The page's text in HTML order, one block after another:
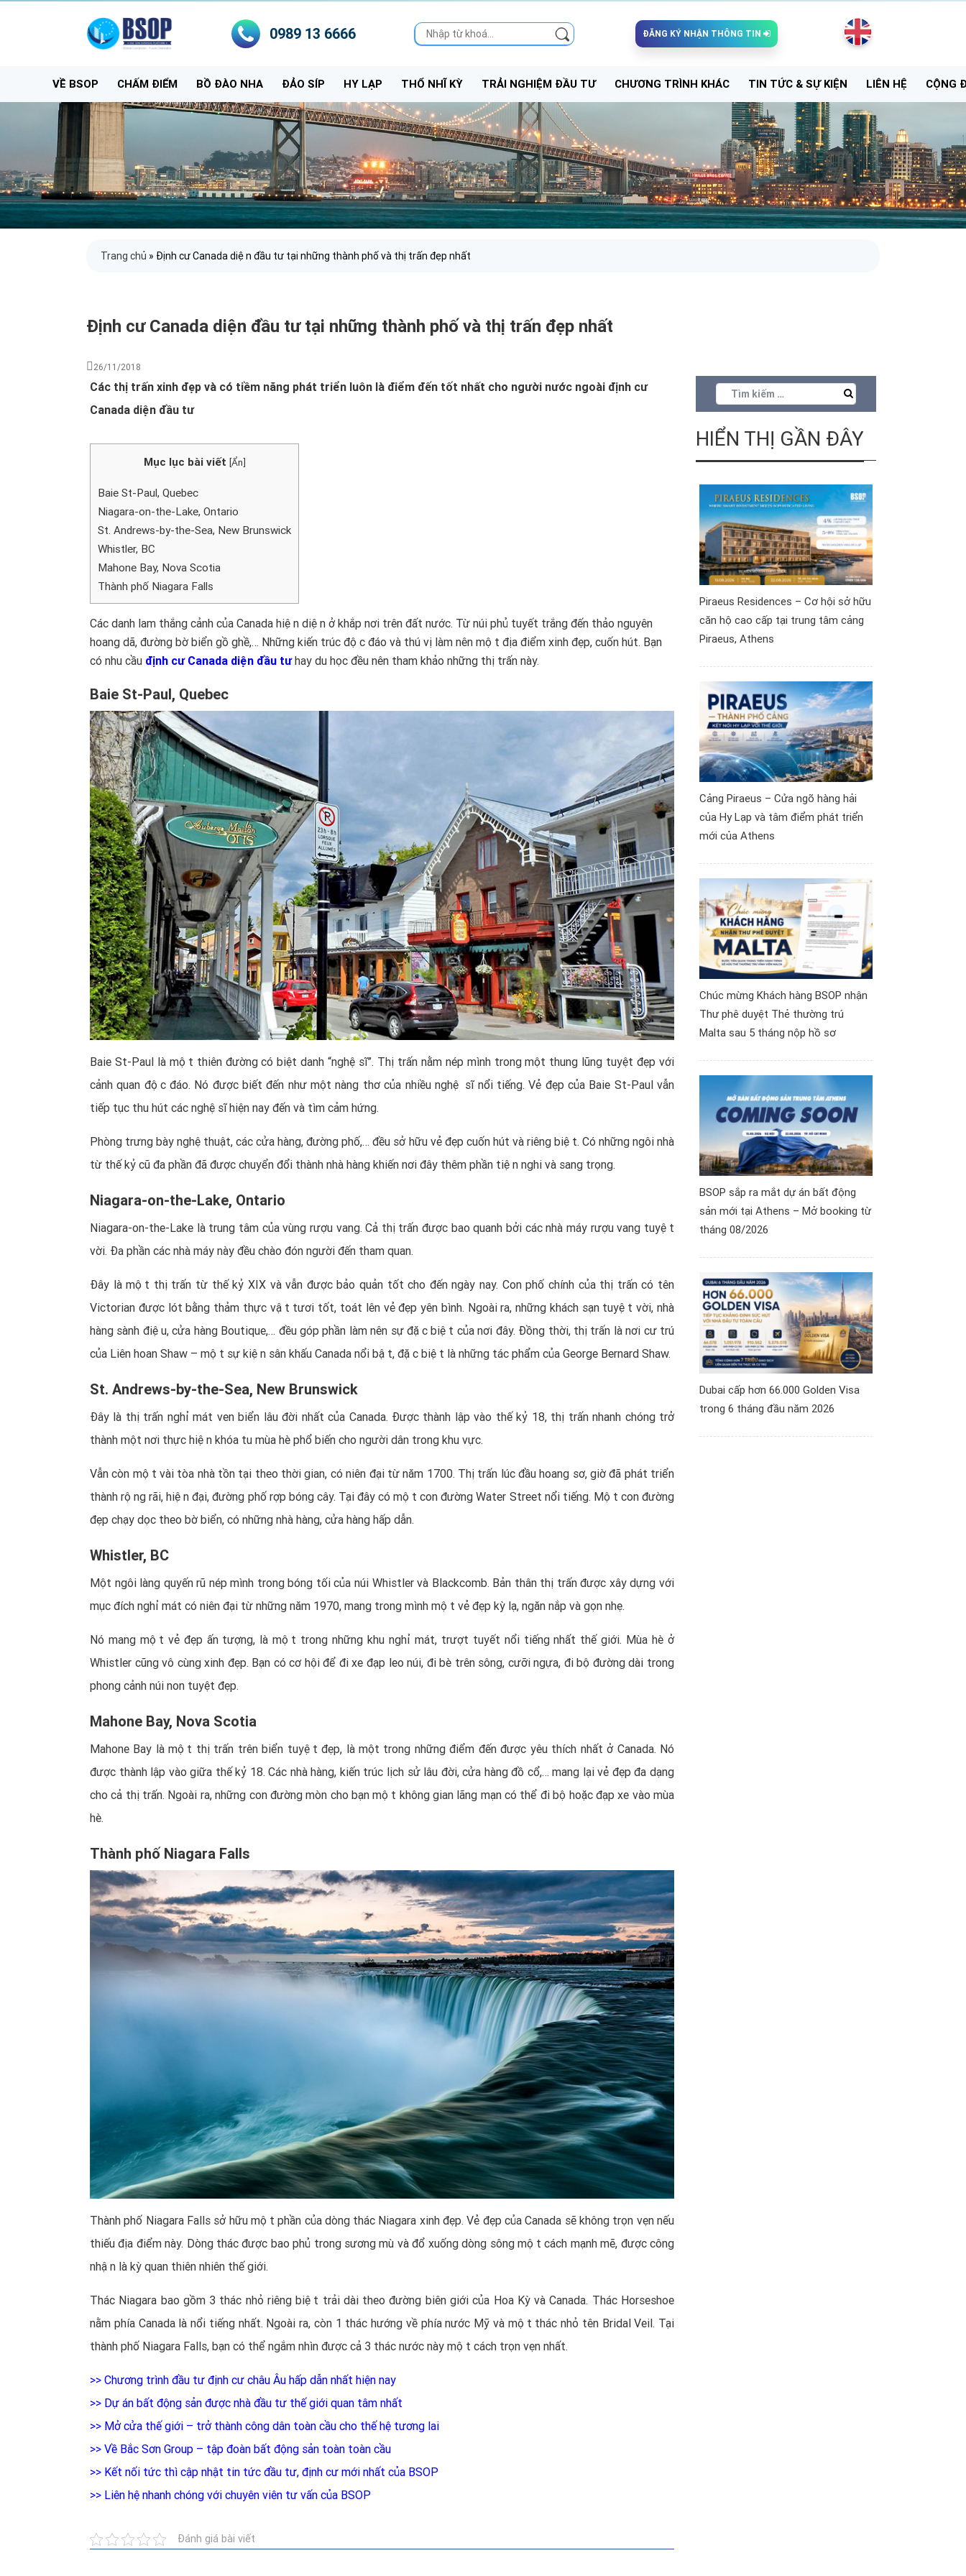
0989 13 6666 ĐĂNG KÝ NHẬN THÔNG TIN
VỀ BSOP CHẤM ĐIỂM BỒ ĐÀO NHA ĐẢO SÍP HY LẠP THỔ NHĨ KỲ TRẢI NGHIỆM ĐẦU TƯ CHƯƠNG TRÌNH KHÁC TIN TỨC & SỰ KIỆN LIÊN HỆ CỘNG
Trang chủ » Định cư Canada diện đầu tư tại những thành phố và thị trấn đẹp nhất
Định cư Canada diện đầu tư tại những thành phố và thị trấn đẹp nhất
26/11/2018
Các thị trấn xinh đẹp và có tiềm năng phát triển luôn là điểm đến tốt nhất cho người nước ngoài định cư
Canada diện đầu tư
Mục lục bài viết [Ẩn]
Baie St-Paul, Quebec
Niagara-on-the-Lake, Ontario
St. Andrews-by-the-Sea, New Brunswick
Whistler, BC
Mahone Bay, Nova Scotia
Thành phố Niagara Falls
Các danh lam thắng cảnh của Canada hiện diện ở khắp nơi trên đất nước. Từ núi phủ tuyết trắng đến thảo nguyên
hoang dã, đường bờ biển gồ ghề,… Những kiến trúc độc đáo và thú vị làm nên một địa điểm xinh đẹp, cuốn hút. Bạn
có nhu cầu định cư Canada diện đầu tưhay du học đều nên tham khảo những thị trấn này.
Baie St-Paul, Quebec
Baie St-Paul là một thiên đường có biệt danh “nghệ sĩ”. Thị trấn nằm nép mình trong một thung lũng tuyệt đẹp với
cảnh quan độc đáo. Nó được biết đến như một nàng thơ của nhiều nghệ sĩ nổi tiếng. Vẻ đẹp của Baie St-Paul vẫn
tiếp tục thu hút các nghệ sĩ hiện nay đến và tìm cảm hứng.
Phòng trưng bày nghệ thuật, các cửa hàng, đường phố,… đều sở hữu vẻ đẹp cuốn hút và riêng biệt. Có những ngôi nhà
từ thế kỷ cũ đa phần đã được chuyển đổi thành nhà hàng khiến nơi đây thêm phần tiện nghi và sang trọng.
Niagara-on-the-Lake, Ontario
Niagara-on-the-Lake là trung tâm của vùng rượu vang. Cả thị trấn được bao quanh bởi các nhà máy rượu vang tuyệt
vời. Đa phần các nhà máy này đều chào đón người đến tham quan.
Đây là một thị trấn từ thế kỷ XIX và vẫn được bảo quản tốt cho đến ngày nay. Con phố chính của thị trấn có tên
Victorian được lót bằng thảm thực vật tươi tốt, toát lên vẻ đẹp yên bình. Ngoài ra, những khách sạn tuyệt vời, nhà
hàng sành điệu, cửa hàng Boutique,… đều góp phần làm nên sự đặc biệt của nơi đây. Đồng thời, thị trấn là nơi cư trú
của Liên hoan Shaw – một sự kiện sân khấu Canada nổi bật, đặc biệt là những tác phẩm của George Bernard Shaw.
St. Andrews-by-the-Sea, New Brunswick
Đây là thị trấn nghỉ mát ven biển lâu đời nhất của Canada. Được thành lập vào thế kỷ 18, thị trấn nhanh chóng trở
thành một nơi thực hiện khóa tu mùa hè phổ biến cho người dân trong khu vực.
Vẫn còn một vài tòa nhà tồn tại theo thời gian, có niên đại từ năm 1700. Thị trấn lúc đầu hoang sơ, giờ đã phát triển
thành rộng rãi, hiện đại, đường phố rợp bóng cây. Tại đây có một con đường Water Street nổi tiếng. Một con đường
đẹp chạy dọc theo bờ biển, có những nhà hàng, cửa hàng hấp dẫn.
Whistler, BC
Một ngôi làng quyến rũ nép mình trong bóng tối của núi Whistler và Blackcomb. Bản thân thị trấn được xây dựng với
mục đích nghỉ mát có niên đại từ những năm 1970, mang trong mình một vẻ đẹp kỳ lạ, ngăn nắp và gọn nhẹ.
Nó mang một vẻ đẹp ấn tượng, là một trong những khu nghỉ mát, trượt tuyết nổi tiếng nhất thế giới. Mùa hè ở
Whistler cũng vô cùng xinh đẹp. Bạn có cơ hội để đi xe đạp leo núi, đi bè trên sông, cưỡi ngựa, đi bộ đường dài trong
phong cảnh núi non tuyệt đẹp.
Mahone Bay, Nova Scotia
Mahone Bay là một thị trấn trên biển tuyệt đẹp, là một trong những điểm đến được yêu thích nhất ở Canada. Nó
được thành lập vào giữa thế kỷ 18. Các nhà hàng, kiến trúc lịch sử lâu đời, cửa hàng đồ cổ,… mang lại vẻ đẹp đa dạng
cho cả thị trấn. Ngoài ra, những con đường mòn cho bạn một không gian lãng mạn có thể đi bộ hoặc đạp xe vào mùa
hè.
Thành phố Niagara Falls
Thành phố Niagara Falls sở hữu một phần của dòng thác Niagara xinh đẹp. Vẻ đẹp của Canada sẽ không trọn vẹn nếu
thiếu địa điểm này. Dòng thác được bao phủ trong sương mù và đổ xuống dòng sông một cách mạnh mẽ, được công
nhận là kỳ quan thiên nhiên thế giới.
Thác Niagara bao gồm 3 thác nhỏ riêng biệt trải dài theo đường biên giới của Hoa Kỳ và Canada. Thác Horseshoe
nằm phía Canada là nổi tiếng nhất. Ngoài ra, còn 1 thác hướng về phía nước Mỹ và một thác nhỏ tên Bridal Veil. Tại
thành phố Niagara Falls, bạn có thể ngắm nhìn được cả 3 thác nước này một cách trọn vẹn nhất.
>> Chương trình đầu tư định cư châu Âu hấp dẫn nhất hiện nay
>> Dự án bất động sản được nhà đầu tư thế giới quan tâm nhất
>> Mở cửa thế giới – trở thành công dân toàn cầu cho thế hệ tương lai
>> Về Bắc Sơn Group – tập đoàn bất động sản toàn toàn cầu
>> Kết nối tức thì cập nhật tin tức đầu tư, định cư mới nhất của BSOP
>> Liên hệ nhanh chóng với chuyên viên tư vấn của BSOP
Đánh giá bài viết
HIỂN THỊ GẦN ĐÂY
Piraeus Residences – Cơ hội sở hữu
căn hộ cao cấp tại trung tâm cảng
Piraeus, Athens
Cảng Piraeus – Cửa ngõ hàng hải
của Hy Lạp và tâm điểm phát triển
mới của Athens
Chúc mừng Khách hàng BSOP nhận
Thư phê duyệt Thẻ thường trú
Malta sau 5 tháng nộp hồ sơ
BSOP sắp ra mắt dự án bất động
sản mới tại Athens – Mở booking từ
tháng 08/2026
Dubai cấp hơn 66.000 Golden Visa
trong 6 tháng đầu năm 2026